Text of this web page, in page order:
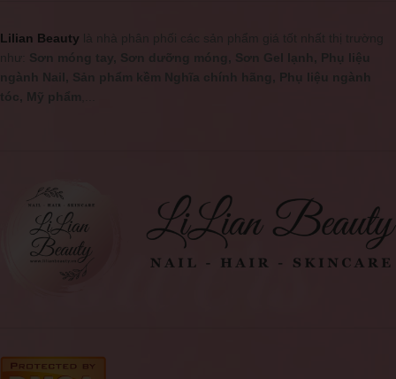
Lilian Beauty là nhà phân phối các sản phẩm giá tốt nhất thị trường
như: Sơn móng tay, Sơn dưỡng móng, Sơn Gel lạnh, Phụ liệu
ngành Nail, Sản phẩm kềm Nghĩa chính hãng, Phụ liệu ngành
tóc, Mỹ phẩm